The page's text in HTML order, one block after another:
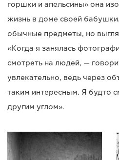
горшки и апельсины» она
жизнь в доме своей
обычные предметы, но
«Когда я занялась
смотреть на людей, —
увлекательно, ведь через
таким интересным. Я будто
другим углом».